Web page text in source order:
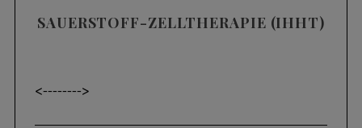
SAUERSTOFF-ZELLTHERAPIE (IHHT)
<-------->